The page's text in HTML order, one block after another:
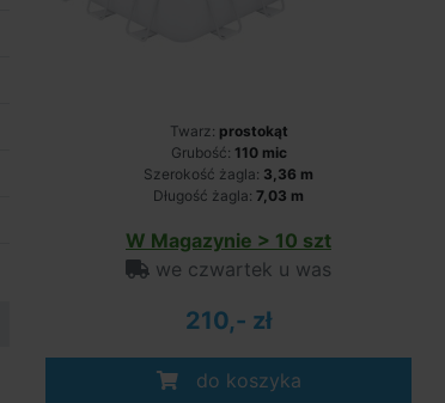
Twarz: prostokąt
Grubość: 110 mic
Szerokość żagla: 3,36 m
Długość żagla: 7,03 m
W Magazynie > 10 szt
we czwartek u was
210,- zł
do koszyka